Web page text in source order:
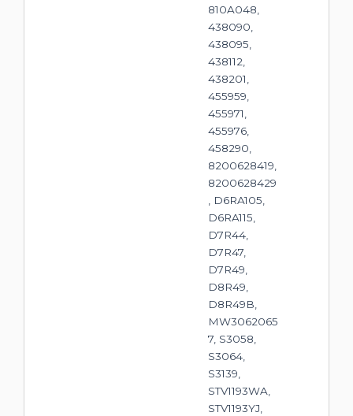
810A048,
438090,
438095,
438112,
438201,
455959,
455971,
455976,
458290,
8200628419,
8200628429
, D6RA105,
D6RA115,
D7R44,
D7R47,
D7R49,
D8R49,
D8R49B,
MW3062065
7, S3058,
S3064,
S3139,
STV1193WA,
STV1193YJ,